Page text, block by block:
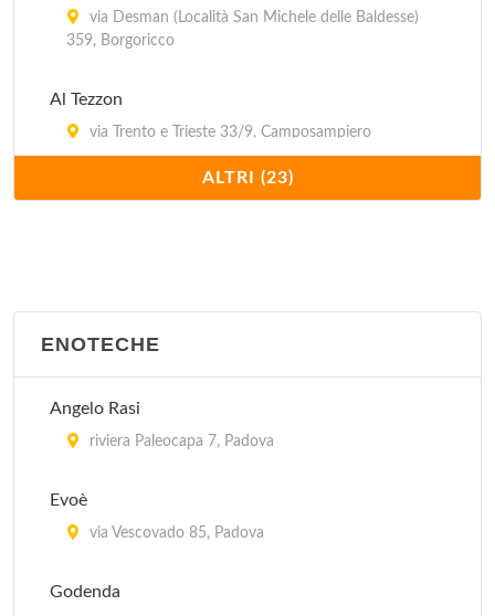
via Desman (Località San Michele delle Baldesse)
359, Borgoricco
Al Tezzon
via Trento e Trieste 33/9, Camposampiero
via Valmarana 13, Saonara
Antica Trattoria Ballotta dal 1605
via Carromatto 4, Torreglia
via del Santo 113, Padova
corso Milano 22, Padova
ALTRI (23)
ENOTECHE
Angelo Rasi
riviera Paleocapa 7, Padova
Evoè
via Vescovado 85, Padova
Godenda